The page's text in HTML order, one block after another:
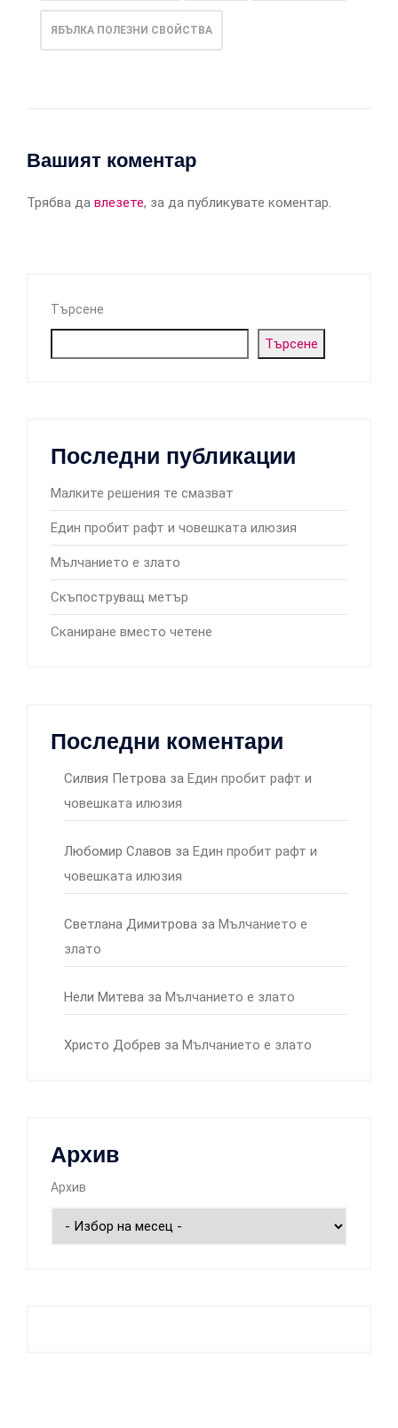
ЯБЪЛКА ПОЛЕЗНИ СВОЙСТВА
Вашият коментар
Трябва да влезете, за да публикувате коментар.
Търсене
Търсене
Последни публикации
Малките решения те смазват
Един пробит рафт и човешката илюзия
Мълчанието е злато
Скъпоструващ метър
Сканиране вместо четене
Последни коментари
Силвия Петрова за Един пробит рафт и
човешката илюзия
Любомир Славов за Един пробит рафт и
човешката илюзия
Светлана Димитрова за Мълчанието е
злато
Нели Митева за Мълчанието е злато
Христо Добрев за Мълчанието е злато
Архив
Архив